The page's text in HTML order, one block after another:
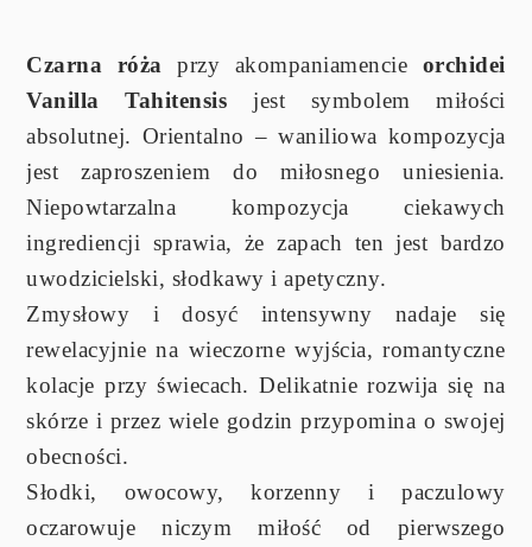
Czarna róża przy akompaniamencie orchidei
Vanilla Tahitensis jest symbolem miłości
absolutnej. Orientalno – waniliowa kompozycja
jest zaproszeniem do miłosnego uniesienia.
Niepowtarzalna kompozycja ciekawych
ingrediencji sprawia, że zapach ten jest bardzo
uwodzicielski, słodkawy i apetyczny.
Zmysłowy i dosyć intensywny nadaje się
rewelacyjnie na wieczorne wyjścia, romantyczne
kolacje przy świecach. Delikatnie rozwija się na
skórze i przez wiele godzin przypomina o swojej
obecności.
Słodki, owocowy, korzenny i paczulowy
oczarowuje niczym miłość od pierwszego